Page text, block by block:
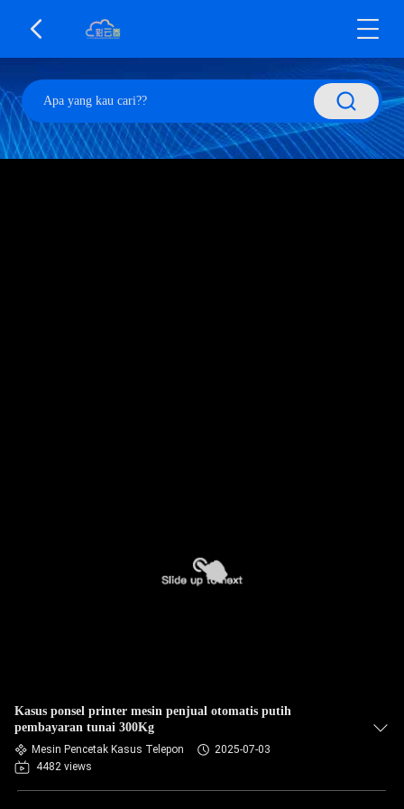
Kasus ponsel printer mesin penjual otomatis putih
pembayaran tunai 300Kg
Mesin Pencetak Kasus Telepon
2025-07-03
4482 views